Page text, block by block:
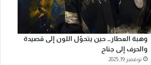
وهبة العطار… حين يتحوّل اللون إلى قصيدة
والحرف إلى جناح
نوفمبر 19, 2025